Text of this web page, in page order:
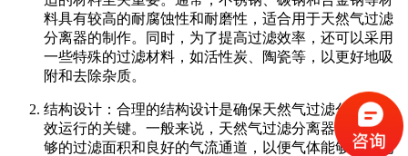
料具有较高的耐腐蚀性和耐磨性，适合用于天然气过滤
分离器的制作。同时，为了提高过滤效率，还可以采用
一些特殊的过滤材料，如活性炭、陶瓷等，以更好地吸
附和去除杂质。
结构设计：合理的结构设计是确保天然气过滤分离器高
效运行的关键。一般来说，天然气过滤分离器应具有足
够的过滤面积和良好的气流通道，以便气体能够顺畅地